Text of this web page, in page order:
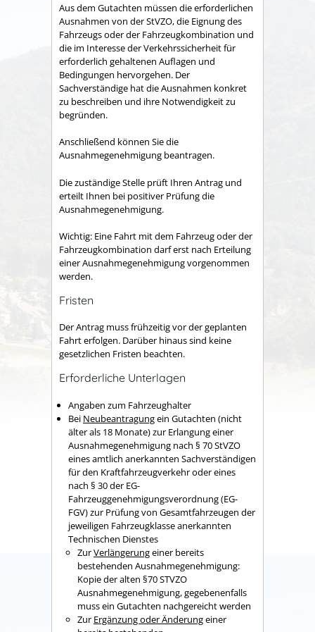
Aus dem Gutachten müssen die erforderlichen
Ausnahmen von der StVZO, die Eignung des
Fahrzeugs oder der Fahrzeugkombination und
die im Interesse der Verkehrssicherheit für
erforderlich gehaltenen Auflagen und
Bedingungen hervorgehen. Der
Sachverständige hat die Ausnahmen konkret
zu beschreiben und ihre Notwendigkeit zu
begründen.
Anschließend können Sie die
Ausnahmegenehmigung beantragen.
Die zuständige Stelle prüft Ihren Antrag und
erteilt Ihnen bei positiver Prüfung die
Ausnahmegenehmigung.
Wichtig: Eine Fahrt mit dem Fahrzeug oder der
Fahrzeugkombination darf erst nach Erteilung
einer Ausnahmegenehmigung vorgenommen
werden.
Fristen
Der Antrag muss frühzeitig vor der geplanten
Fahrt erfolgen. Darüber hinaus sind keine
gesetzlichen Fristen beachten.
Erforderliche Unterlagen
Angaben zum Fahrzeughalter
Bei Neubeantragungein Gutachten (nicht
älter als 18 Monate) zur Erlangung einer
Ausnahmegenehmigung nach § 70 StVZO
eines amtlich anerkannten Sachverständigen
für den Kraftfahrzeugverkehr oder eines
nach § 30 der EG-
Fahrzeuggenehmigungsverordnung (EG-
FGV) zur Prüfung von Gesamtfahrzeugen der
jeweiligen Fahrzeugklasse anerkannten
Technischen Dienstes
ZurVerlängerungeiner bereits
bestehenden Ausnahmegenehmigung:
Kopie der alten §70 STVZO
Ausnahmegenehmigung, gegebenenfalls
muss ein Gutachten nachgereicht werden
Zur Ergänzung oder Änderungeiner